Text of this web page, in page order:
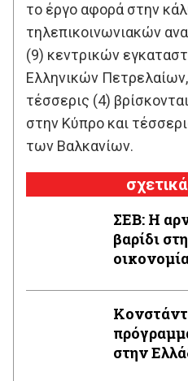
το έργο αφορά στην
τηλεπικοινωνιακών
(9) κεντρικών
Ελληνικών
τέσσερις (4)
στην Κύπρο και
των Βαλκανίων.
ΣΕΒ: Η
βαρίδι
στην